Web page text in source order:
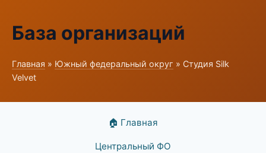
База организаций
Главная » Южный федеральный округ » Студия Silk
Velvet
🏠 Главная
Центральный ФО